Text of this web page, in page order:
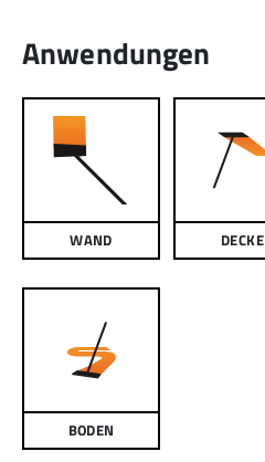
Anwendungen
WAND DECKE
BODEN